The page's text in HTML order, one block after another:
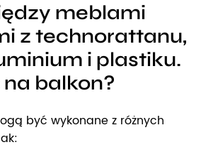
meblami
z technorattanu,
i plastiku.
balkon?
być wykonane z różnych